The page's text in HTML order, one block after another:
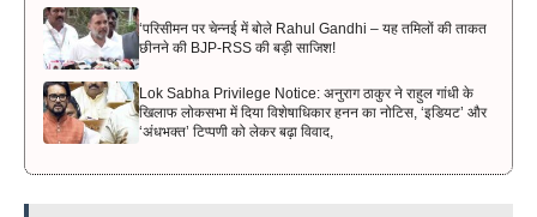
‘परिसीमन पर चेन्नई में बोले Rahul Gandhi – यह तमिलों की ताकत
छीनने की BJP-RSS की बड़ी साजिश!
Lok Sabha Privilege Notice: अनुराग ठाकुर ने राहुल गांधी के
खिलाफ लोकसभा में दिया विशेषाधिकार हनन का नोटिस, ‘इडियट’ और
‘अंधभक्त’ टिप्पणी को लेकर बढ़ा विवाद,